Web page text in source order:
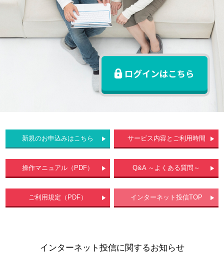
サービスのご案内 ログイン
たいこうNavi
（たいこうNaviをご利用のお客さま向け）
法人のお客さま
たいこうオフィスe-バンキング
NBセンター
新規のお申込みはこちら サービス内容とご利用時間
操作マニュアル（PDF） Q&A ～よくある質問～
ご利用規定（PDF） インターネット投信TOP
インターネット投信に関するお知らせ